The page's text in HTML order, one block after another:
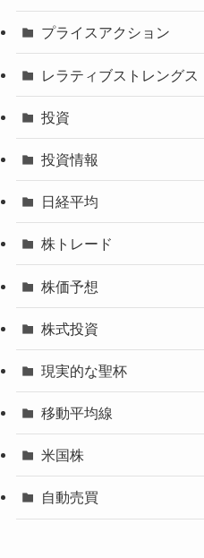
プライスアクション
レラティブストレングス
投資
投資情報
日経平均
株トレード
株価予想
株式投資
現実的な聖杯
移動平均線
米国株
自動売買